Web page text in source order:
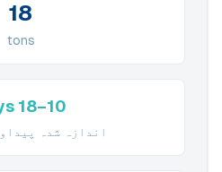
18
tons
10–18 days
اندازہ شدہ